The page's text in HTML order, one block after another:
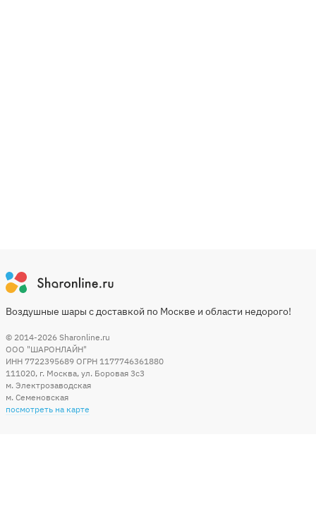
Воздушные шары с доставкой по Москве и области недорого!
© 2014-2026 Sharonline.ru
ООО "ШАРОНЛАЙН"
ИНН 7722395689 ОГРН 1177746361880
111020, г. Москва, ул. Боровая 3c3
м. Электрозаводская
м. Семеновская
посмотреть на карте